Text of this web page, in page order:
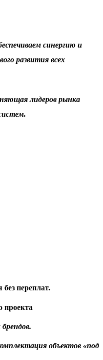
синергию и
развития всех
лидеров рынка
переплат.
проекта
объектов «под